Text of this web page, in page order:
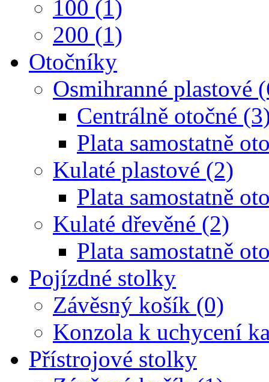
100 (1)
200 (1)
Otočníky
Osmihranné plastové
Centrálně otočné
Plata samostatně
Kulaté plastové (2)
Plata samostatně
Kulaté dřevěné (2)
Plata samostatně
Pojízdné stolky
Závěsný košík (0)
Konzola k uchycení
Přístrojové stolky